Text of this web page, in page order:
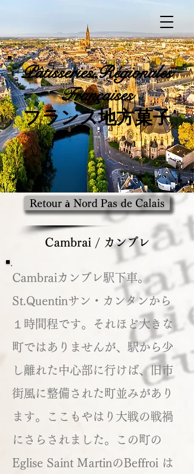
PâtisseriesRégionales
Françaises
​フランス地方菓子
Retour à Nord Pas de Calais
Cambrai / カンブレ
Cambraiカンブレ駅下車。
St.Quentinサン・カンタンから
１時間程です。それほど大きな
町ではありませんが、駅から少
し離れた中心部に行けば、旧市
街風に整備された町並みがあり
ます。ここもやはり大戦の戦禍
にさらされました。この町の
Eglise Saint MartinのBeffroi は